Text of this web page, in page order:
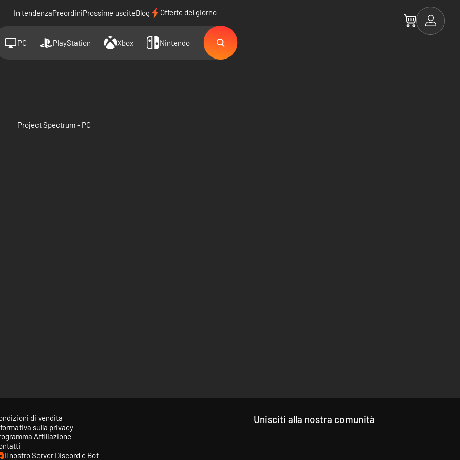
In tendenzaPreordiniProssime usciteBlog Offerte del giorno
PC PlayStation Xbox Nintendo
Project Spectrum - PC
di vendita
sulla privacy
Affiliazione
Il nostro Server Discord e Bot
Unisciti alla nostra comunità